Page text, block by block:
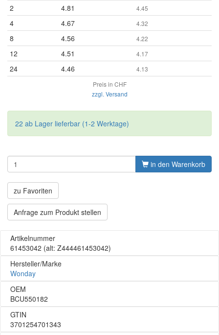
2 4.81 4.45
4 4.67 4.32
8 4.56 4.22
12 4.51 4.17
24 4.46
4.13
Preis in CHF
zzgl. Versand
22 ab Lager lieferbar (1-2 Werktage)
in den Warenkorb
zu Favoriten
Anfrage zum Produkt stellen
Artikelnummer
61453042 (alt: Z444461453042)
Hersteller/Marke
Wonday
OEM
BCU550182
GTIN
3701254701343